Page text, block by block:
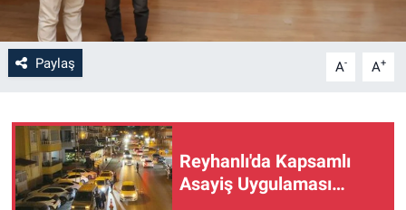
Paylaş A- A+
Reyhanlı'da Kapsamlı
Asayiş Uygulaması…